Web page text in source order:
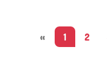
« 1 2